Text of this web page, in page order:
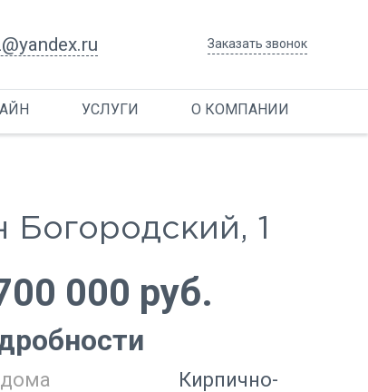
Заказать звонок
УСЛУГИ О КОМПАНИИ
1
000 руб.
Кирпично-